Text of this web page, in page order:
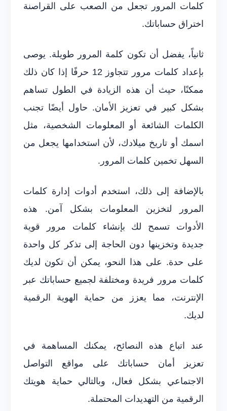
كلمات المرور تجعل من الصعب على القراصنة
اختراق حساباتك.
ثانياً، يفضل أن تكون كلمة المرور طويلة. يوصى
بإعداد كلمات مرور تتجاوز 12 حرفًا إذا كان ذلك
ممكنًا، حيث أن هذه الزيادة في الطول تساهم
بشكل كبير في تعزيز الأمان. حاول أيضًا تجنب
الكلمات الشائعة أو المعلومات الشخصية، مثل
اسمك أو تاريخ ميلادك، لأن استخدامها يجعل من
السهل تخمين كلمات المرور.
بالإضافة إلى ذلك، استخدم أدوات إدارة كلمات
المرور لتخزين المعلومات بشكل آمن. هذه
الأدوات تسمح لك بإنشاء كلمات مرور قوية
جديدة وتخزينها دون الحاجة إلى تذكر كل واحدة
على حدة. على هذا النحو، يمكن أن تكون لديك
كلمات مرور فريدة ومختلفة لجميع حساباتك عبر
الإنترنت، مما يعزز من حماية الهوية الرقمية
لديك.
عند اتباع هذه النصائح، يمكنك المساهمة في
تعزيز أمان حساباتك على مواقع التواصل
الاجتماعي بشكل فعال، وبالتالي حماية هويتك
الرقمية من التهديدات المحتملة.